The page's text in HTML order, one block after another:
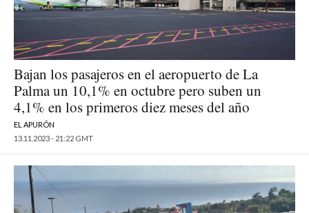
Bajan los pasajeros en el aeropuerto de La
Palma un 10,1% en octubre pero suben un
4,1% en los primeros diez meses del año
EL APURÓN
13.11.2023 - 21:22 GMT